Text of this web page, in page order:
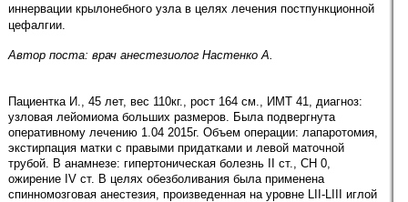
иннервации крылонебного узла в целях лечения постпункционной
цефалгии.
Автор поста: врач анестезиолог Настенко А.
Пациентка И., 45 лет, вес 110кг., рост 164 см., ИМТ 41, диагноз:
узловая лейомиома больших размеров. Была подвергнута
оперативному лечению 1.04 2015г. Объем операции: лапаротомия,
экстирпация матки с правыми придатками и левой маточной
трубой. В анамнезе: гипертоническая болезнь II ст., СН 0,
ожирение IV ст. В целях обезболивания была применена
спинномозговая анестезия, произведенная на уровне LII-LIII иглой